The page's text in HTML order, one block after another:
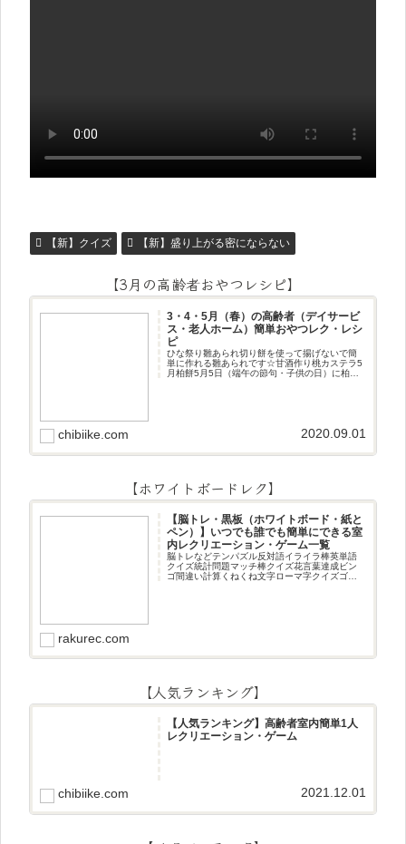
【新】クイズ 【新】盛り上がる密にならない
【3月の高齢者おやつレシピ】
3・4・5月（春）の高齢者（デイサービ
ス・老人ホーム）簡単おやつレク・レシ
ピ
ひな祭り雛あられ切り餅を使って揚げないで簡
単に作れる雛あられです☆甘酒作り桃カステラ5
月柏餅5月5日（端午の節句・子供の日）に柏餅
chibiike.com 2020.09.01
【ホワイトボードレク】
【脳トレ・黒板（ホワイトボード・紙と
ペン）】いつでも誰でも簡単にできる室
内レクリエーション・ゲーム一覧
脳トレなどテンパズル反対語イライラ棒英単語
クイズ統計問題マッチ棒クイズ花言葉達成ビン
ゴ間違い計算くねくね文字ローマ字クイズゴロ
rakurec.com
【人気ランキング】
【人気ランキング】高齢者室内簡単1人
レクリエーション・ゲーム
chibiike.com 2021.12.01